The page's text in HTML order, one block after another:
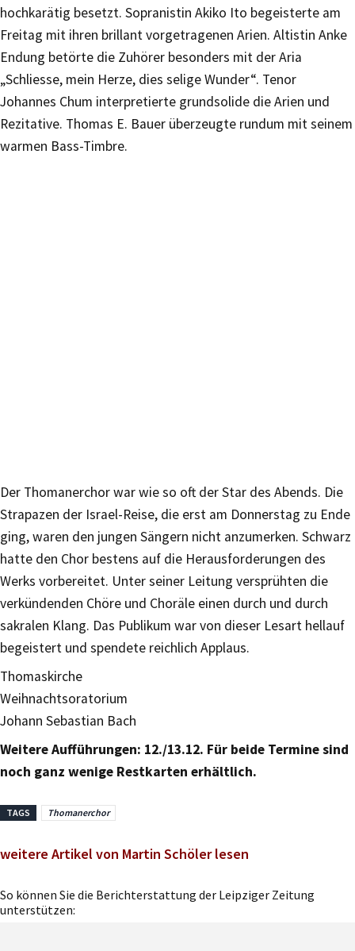
hochkarätig besetzt. Sopranistin Akiko Ito begeisterte am
Freitag mit ihren brillant vorgetragenen Arien. Altistin Anke
Endung betörte die Zuhörer besonders mit der Aria
„Schliesse, mein Herze, dies selige Wunder“. Tenor
Johannes Chum interpretierte grundsolide die Arien und
Rezitative. Thomas E. Bauer überzeugte rundum mit seinem
warmen Bass-Timbre.
Der Thomanerchor war wie so oft der Star des Abends. Die
Strapazen der Israel-Reise, die erst am Donnerstag zu Ende
ging, waren den jungen Sängern nicht anzumerken. Schwarz
hatte den Chor bestens auf die Herausforderungen des
Werks vorbereitet. Unter seiner Leitung versprühten die
verkündenden Chöre und Choräle einen durch und durch
sakralen Klang. Das Publikum war von dieser Lesart hellauf
begeistert und spendete reichlich Applaus.
Thomaskirche
Weihnachtsoratorium
Johann Sebastian Bach
Weitere Aufführungen: 12./13.12. Für beide Termine sind
noch ganz wenige Restkarten erhältlich.
TAGS Thomanerchor
weitere Artikel von Martin Schöler lesen
So können Sie die Berichterstattung der Leipziger Zeitung
unterstützen: